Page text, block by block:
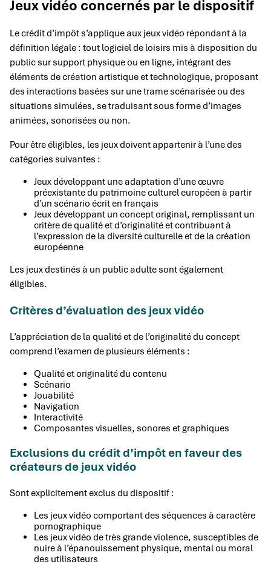
Jeux vidéo concernés par le dispositif
Le crédit d’impôt s’applique aux jeux vidéo répondant à la
définition légale : tout logiciel de loisirs mis à disposition du
public sur support physique ou en ligne, intégrant des
éléments de création artistique et technologique, proposant
des interactions basées sur une trame scénarisée ou des
situations simulées, se traduisant sous forme d’images
animées, sonorisées ou non.
Pour être éligibles, les jeux doivent appartenir à l’une des
catégories suivantes :
Jeux développant une adaptation d’une œuvre
préexistante du patrimoine culturel européen à partir
d’un scénario écrit en français
Jeux développant un concept original, remplissant un
critère de qualité et d’originalité et contribuant à
l’expression de la diversité culturelle et de la création
européenne
Les jeux destinés à un public adulte sont également
éligibles.
Critères d’évaluation des jeux vidéo
L’appréciation de la qualité et de l’originalité du concept
comprend l’examen de plusieurs éléments :
Qualité et originalité du contenu
Scénario
Jouabilité
Navigation
Interactivité
Composantes visuelles, sonores et graphiques
Exclusions du crédit d’impôt en faveur des
créateurs de jeux vidéo
Sont explicitement exclus du dispositif :
Les jeux vidéo comportant des séquences à caractère
pornographique
Les jeux vidéo de très grande violence, susceptibles de
nuire à l’épanouissement physique, mental ou moral
des utilisateurs